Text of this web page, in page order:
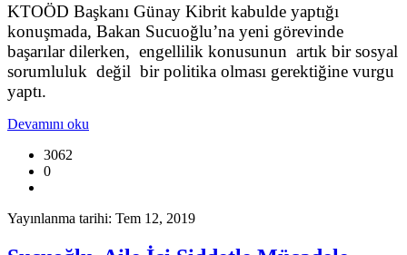
KTOÖD Başkanı Günay Kibrit kabulde yaptığı
konuşmada, Bakan Sucuoğlu’na yeni görevinde
başarılar dilerken, engellilik konusunun artık bir sosyal
sorumluluk değil bir politika olması gerektiğine vurgu
yaptı.
Devamını oku
3062
0
Yayınlanma tarihi: Tem 12, 2019